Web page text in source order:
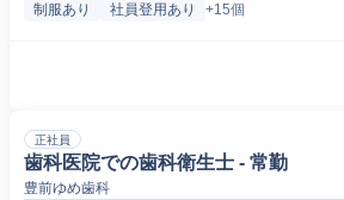
制服あり 社員登用あり +15個
正社員
歯科医院での歯科衛生士 - 常勤
豊前ゆめ歯科